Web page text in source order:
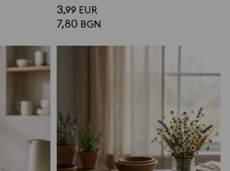
3,99 EUR
7,80 BGN